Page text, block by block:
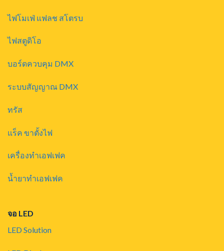
ไฟโมเฟ่ แฟลช สโตรบ
ไฟสตูดิโอ
บอร์ดควบคุม DMX
ระบบสัญญาณ DMX
ทรัส
แร็ค ขาตั้งไฟ
เครื่องทำเอฟเฟค
น้ำยาทำเอฟเฟค
จอ LED
LED Solution